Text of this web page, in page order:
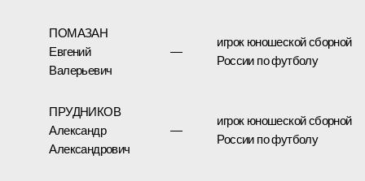
ПОМАЗАН
Евгений
Валерьевич
—
игрок юношеской сборной
России по футболу
ПРУДНИКОВ
Александр
Александрович
—
игрок юношеской сборной
России по футболу